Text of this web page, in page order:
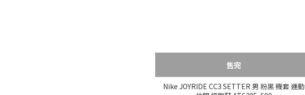
售完
Nike JOYRIDE CC3 SETTER 男 粉黑 襪套 運動